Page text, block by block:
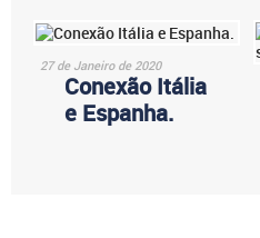
27 de Janeiro de 2020
Conexão Itália
e Espanha.